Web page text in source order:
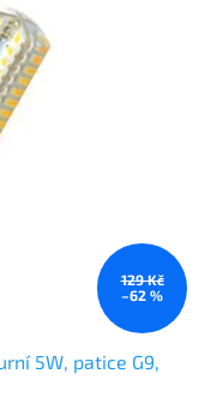
129 Kč
–62 %
5W, patice G9,